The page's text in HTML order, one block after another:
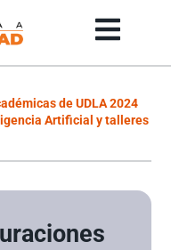
de UDLA 2024
Artificial y talleres